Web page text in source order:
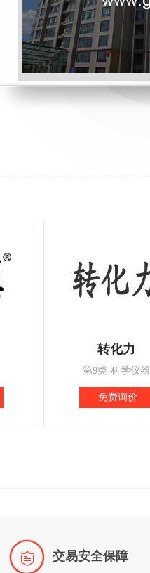
转化力
第9类-科学仪器
免费询价
 交易安全保障